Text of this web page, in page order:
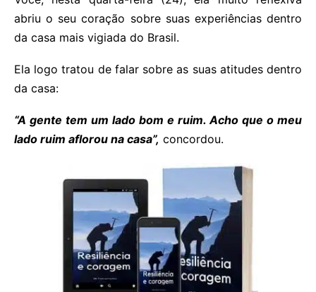
abriu o seu coração sobre suas experiências dentro
da casa mais vigiada do Brasil.
Ela logo tratou de falar sobre as suas atitudes dentro
da casa:
“A gente tem um lado bom e ruim. Acho que o meu
lado ruim aflorou na casa”, concordou.